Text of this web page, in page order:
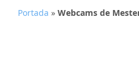
Portada » Webcams de